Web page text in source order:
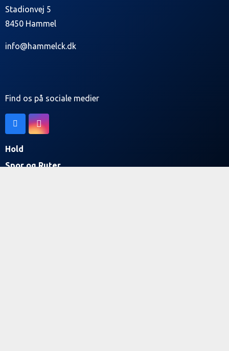
Stadionvej 5
8450 Hammel
info@hammelck.dk
Find os på sociale medier
Hold
Spor og Ruter